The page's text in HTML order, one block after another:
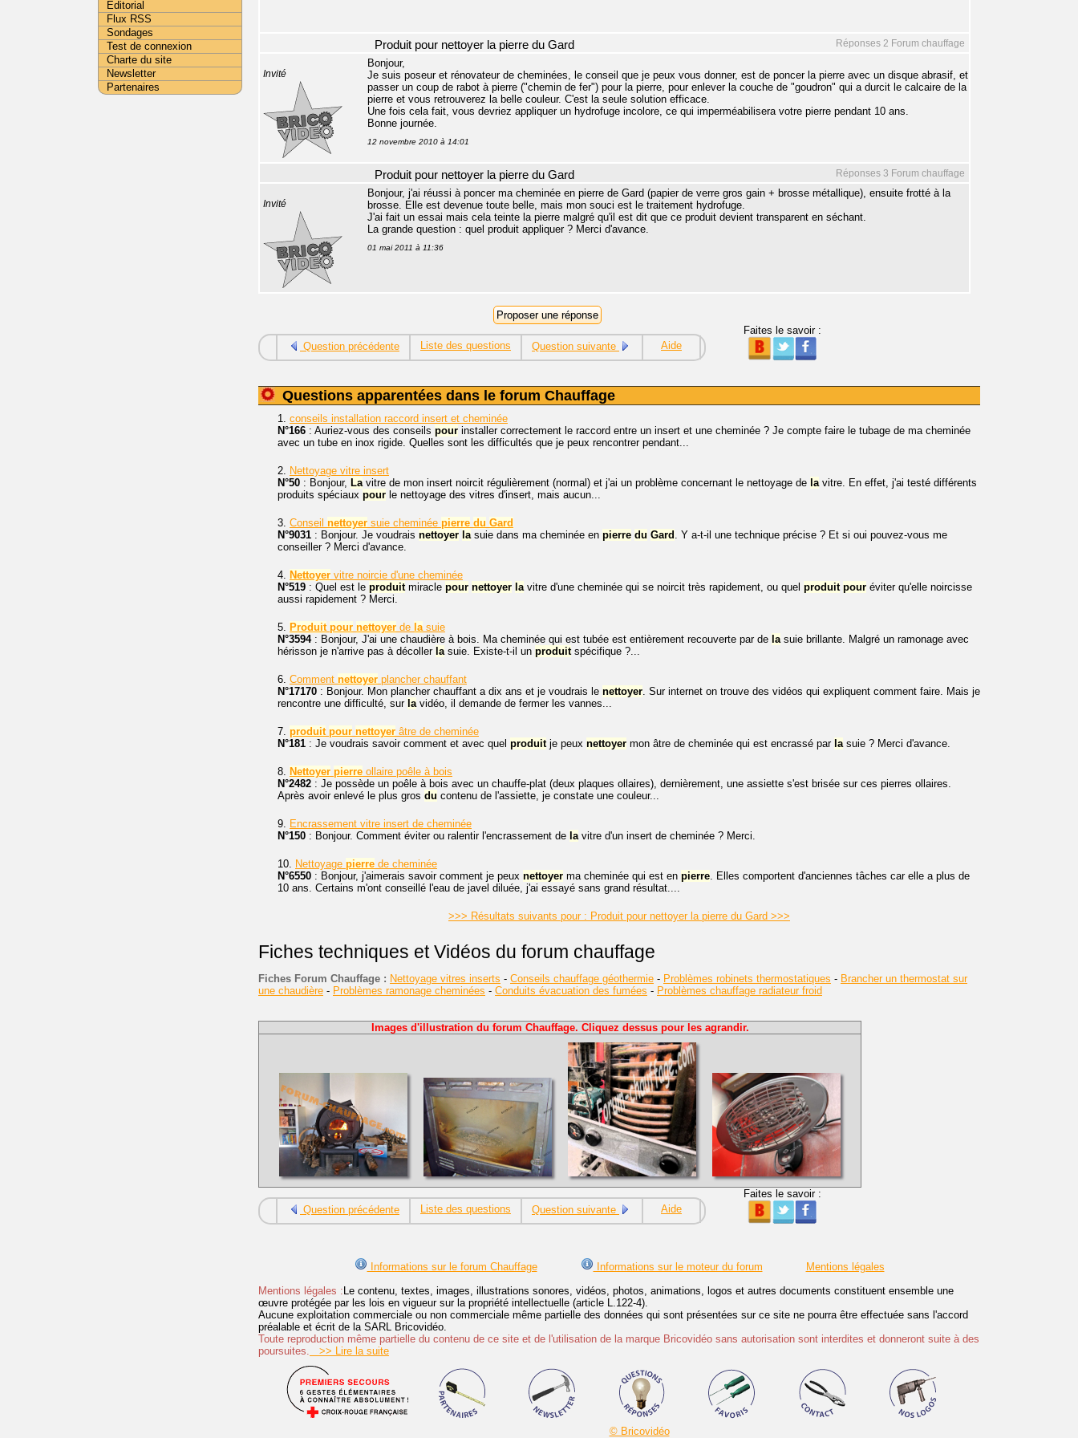
Réponses 2 Forum chauffage
Produit pour nettoyer la pierre du Gard
Invité
Bonjour,
Je suis poseur et rénovateur de cheminées, le conseil que je peux vous donner, est de poncer la pierre avec un disque abrasif, et
passer un coup de rabot à pierre ("chemin de fer") pour la pierre, pour enlever la couche de "goudron" qui a durcit le calcaire de la
pierre et vous retrouverez la belle couleur. C'est la seule solution efficace.
Une fois cela fait, vous devriez appliquer un hydrofuge incolore, ce qui imperméabilisera votre pierre pendant 10 ans.
Bonne journée.
12 novembre 2010 à 14:01
Réponses 3 Forum chauffage
Produit pour nettoyer la pierre du Gard
Invité
Bonjour, j'ai réussi à poncer ma cheminée en pierre de Gard (papier de verre gros gain + brosse métallique), ensuite frotté à la
brosse. Elle est devenue toute belle, mais mon souci est le traitement hydrofuge.
J'ai fait un essai mais cela teinte la pierre malgré qu'il est dit que ce produit devient transparent en séchant.
La grande question : quel produit appliquer ? Merci d'avance.
01 mai 2011 à 11:36
Question précédente Liste des questions Question suivante Aide
Faites le savoir :
Questions apparentées dans le forum Chauffage
1. conseils installation raccord insert et cheminée
N°166 : Auriez-vous des conseils pour installer correctement le raccord entre un insert et une cheminée ? Je compte faire le tubage de ma cheminée
avec un tube en inox rigide. Quelles sont les difficultés que je peux rencontrer pendant...
2. Nettoyage vitre insert
N°50 : Bonjour, Lavitre de mon insert noircit régulièrement (normal) et j'ai un problème concernant le nettoyage de lavitre. En effet, j'ai testé différents
produits spéciaux pour le nettoyage des vitres d'insert, mais aucun...
3. Conseil nettoyer suie cheminée pierre du Gard
N°9031 : Bonjour. Je voudrais nettoyer lasuie dans ma cheminée en pierre du Gard . Y a-t-il une technique précise ? Et si oui pouvez-vous me
conseiller ? Merci d'avance.
4. Nettoyer vitre noircie d'une cheminée
N°519 : Quel est le produitmiracle pour nettoyer lavitre d'une cheminée qui se noircit très rapidement, ou quel produit pour éviter qu'elle noircisse
aussi rapidement ? Merci.
5. Produit pour nettoyer de lasuie
N°3594: Bonjour, J'ai une chaudière à bois. Ma cheminée qui est tubée est entièrement recouverte par de lasuie brillante. Malgré un ramonage avec
hérisson je n'arrive pas à décoller lasuie. Existe-t-il un produitspécifique ?...
6. Comment nettoyer plancher chauffant
N°17170 : Bonjour. Mon plancher chauffant a dix ans et je voudrais le nettoyer. Sur internet on trouve des vidéos qui expliquent comment faire. Mais je
rencontre une difficulté, sur lavidéo, il demande de fermer les vannes...
7. produit pour nettoyer âtre de cheminée
N°181 : Je voudrais savoir comment et avec quel produitje peux nettoyer mon âtre de cheminée qui est encrassé par lasuie ? Merci d'avance.
8. Nettoyer pierre ollaire poêle à bois
N°2482 : Je possède un poêle à bois avec un chauffe-plat (deux plaques ollaires), dernièrement, une assiette s'est brisée sur ces pierres ollaires.
Après avoir enlevé le plus gros du contenu de l'assiette, je constate une couleur...
9. Encrassement vitre insert de cheminée
N°150 : Bonjour. Comment éviter ou ralentir l'encrassement de lavitre d'un insert de cheminée ? Merci.
10. Nettoyage pierre de cheminée
N°6550 : Bonjour, j'aimerais savoir comment je peux nettoyer ma cheminée qui est en pierre. Elles comportent d'anciennes tâches car elle a plus de
10 ans. Certains m'ont conseillé l'eau de javel diluée, j'ai essayé sans grand résultat....
>>> Résultats suivants pour : Produit pour nettoyer la pierre du Gard >>>
Fiches techniques et Vidéos du forum chauffage
Fiches Forum Chauffage : Nettoyage vitres inserts - Conseils chauffage géothermie - Problèmes robinets thermostatiques - Brancher un thermostat sur
une chaudière - Problèmes ramonage cheminées - Conduits évacuation des fumées - Problèmes chauffage radiateur froid
Images d'illustration du forum Chauffage. Cliquez dessus pour les agrandir.
Question précédente Liste des questions Question suivante Aide
Faites le savoir :
Informations sur le forum Chauffage Informations sur le moteur du forum
Mentions légales
Mentions légales : Le contenu, textes, images, illustrations sonores, vidéos, photos, animations, logos et autres documents constituent ensemble une
œuvre protégée par les lois en vigueur sur la propriété intellectuelle (article L.122-4).
Aucune exploitation commerciale ou non commerciale même partielle des données qui sont présentées sur ce site ne pourra être effectuée sans l'accord
préalable et écrit de la SARL Bricovidéo.
Toute reproduction même partielle du contenu de ce site et de l'utilisation de la marque Bricovidéo sans autorisation sont interdites et donneront suite à des
poursuites. >> Lire la suite
© Bricovidéo
Editorial
Flux RSS
Sondages
Test de connexion
Charte du site
Newsletter
Partenaires